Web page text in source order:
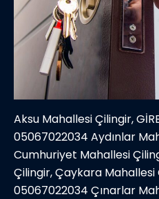
Aksu Mahallesi Çilingir,
05067022034 Aydınlar
Cumhuriyet Mahallesi
Çilingir, Çaykara Mahallesi
05067022034 Çınarlar